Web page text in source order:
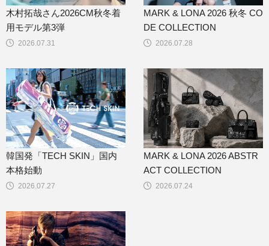
2026.07.31
木村拓哉さん2026CM秋冬着
用モデル第3弾
2026.07.28
MARK & LONA 2026 秋冬 CO
DE COLLECTION
2026.07.27
韓国発「TECH SKIN」国内
本格始動
2026.07.24
MARK & LONA 2026 ABSTR
ACT COLLECTION